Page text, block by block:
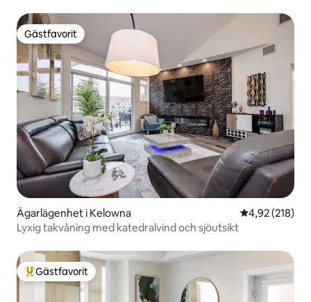
Gästfavorit
Gästfavorit
Ägarlägenhet i Kelowna 4,92 av 5 i
4,92 (218)
Lyxig takvåning med katedralvind och sjöutsikt
Populär gästfavorit
Gästfavorit